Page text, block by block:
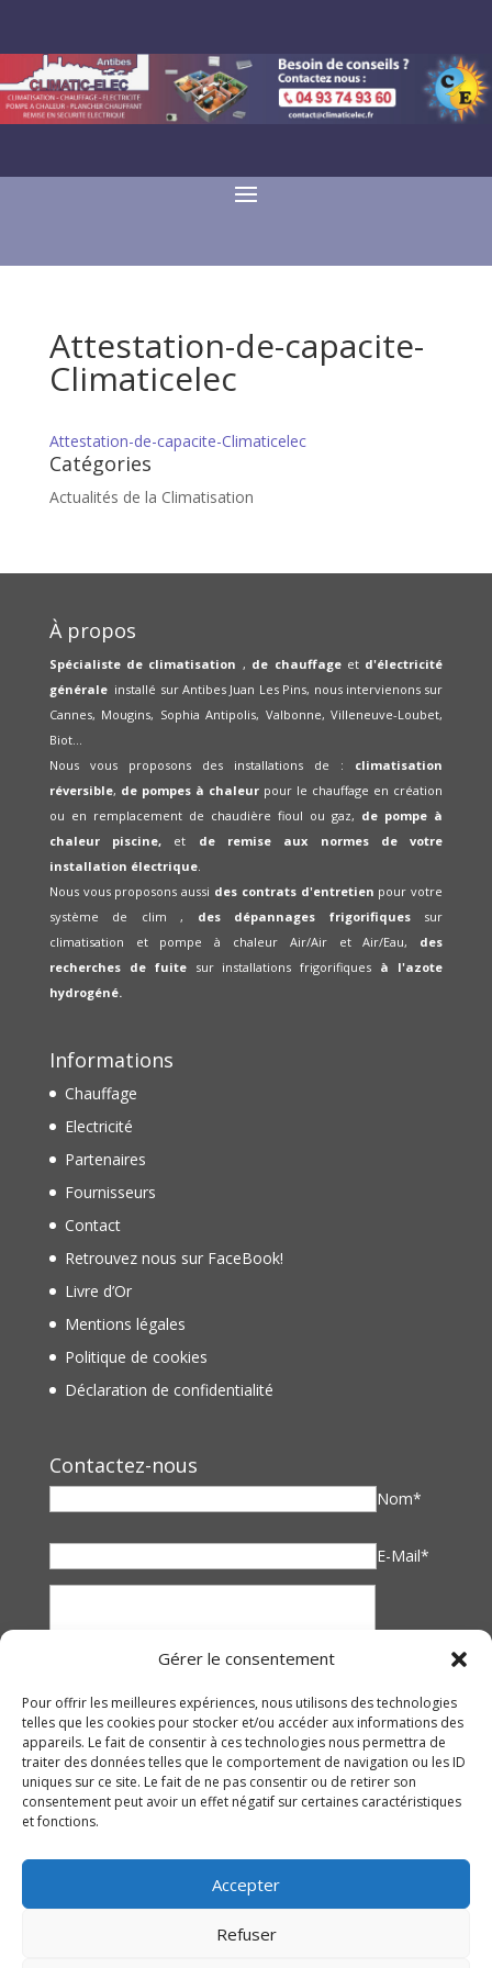
Gérer le consentement
Pour offrir les meilleures expériences, nous utilisons des technologies
telles que les cookies pour stocker et/ou accéder aux informations des
appareils. Le fait de consentir à ces technologies nous permettra de
traiter des données telles que le comportement de navigation ou les ID
uniques sur ce site. Le fait de ne pas consentir ou de retirer son
consentement peut avoir un effet négatif sur certaines caractéristiques
et fonctions.
Accepter
Refuser
Attestation-de-capacite-
Climaticelec
Attestation-de-capacite-Climaticelec
Catégories
Actualités de la Climatisation
À propos
Spécialiste de climatisation , de chauffageet d'électricité
générale installé sur Antibes Juan Les Pins, nous intervienons sur
Cannes, Mougins, Sophia Antipolis, Valbonne, Villeneuve-Loubet,
Biot...
Nous vous proposons des installations de : climatisation
réversible, de pompes à chaleurpour le chauffage en création
ou en remplacement de chaudière fioul ou gaz, de pompe à
chaleur piscine, et de remise aux normes de votre
installation électrique.
Nous vous proposons aussi des contrats d'entretien pour votre
système de clim , des dépannages frigorifiquessur
climatisation et pompe à chaleur Air/Air et Air/Eau, des
recherches de fuite sur installations frigorifiques à l'azote
hydrogéné.
Informations
Chauffage
Electricité
Partenaires
Fournisseurs
Contact
Retrouvez nous sur FaceBook!
Livre d’Or
Mentions légales
Politique de cookies
Déclaration de confidentialité
Contactez-nous
Nom*
E-Mail*